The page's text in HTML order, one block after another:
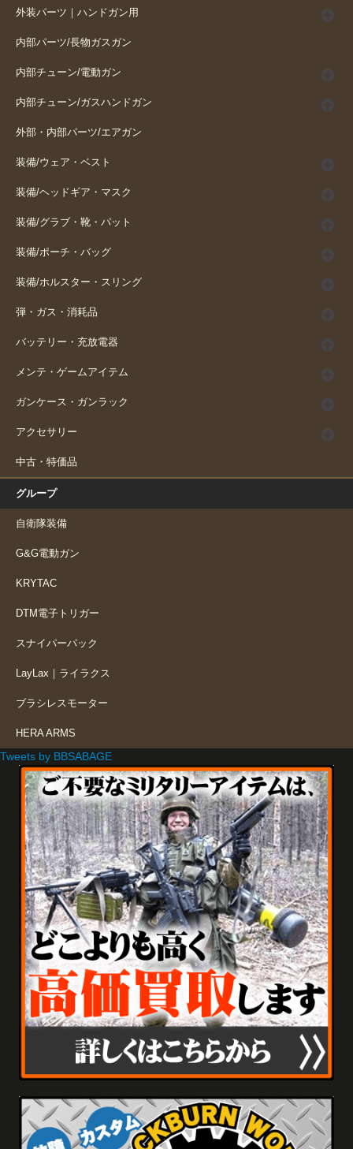
外装パーツ｜ハンドガン用
内部パーツ/長物ガスガン
内部チューン/電動ガン
内部チューン/ガスハンドガン
外部・内部パーツ/エアガン
装備/ウェア・ベスト
装備/ヘッドギア・マスク
装備/グラブ・靴・パット
装備/ポーチ・バッグ
装備/ホルスター・スリング
弾・ガス・消耗品
バッテリー・充放電器
メンテ・ゲームアイテム
ガンケース・ガンラック
アクセサリー
中古・特価品
グループ
自衛隊装備
G&G電動ガン
KRYTAC
DTM電子トリガー
スナイパーパック
LayLax｜ライラクス
ブラシレスモーター
HERA ARMS
Tweets by BBSABAGE